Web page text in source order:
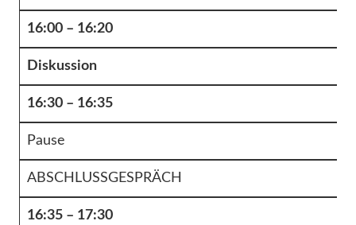
16:00 – 16:20
Diskussion
16:30 – 16:35
Pause
ABSCHLUSSGESPRÄCH
16:35 – 17:30